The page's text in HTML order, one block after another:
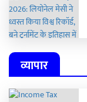
व्यापार